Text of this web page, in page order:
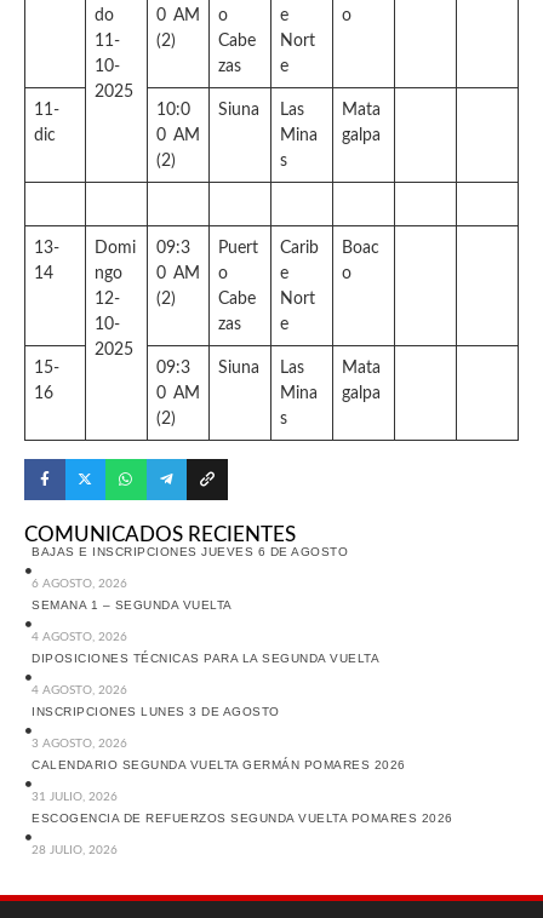
do
11-
10-
2025
0 AM
(2)
o
Cabe
zas
e
Nort
e
o
11-
dic
10:0
0 AM
(2)
Siuna
Las
Mina
s
Mata
galpa
13-
14
Domi
ngo
12-
10-
2025
09:3
0 AM
(2)
Puert
o
Cabe
zas
Carib
e
Nort
e
Boac
o
15-
16
09:3
0 AM
(2)
Siuna
Las
Mina
s
Mata
galpa
COMUNICADOS RECIENTES
BAJAS E INSCRIPCIONES JUEVES 6 DE AGOSTO
6 AGOSTO, 2026
SEMANA 1 – SEGUNDA VUELTA
4 AGOSTO, 2026
DIPOSICIONES TÉCNICAS PARA LA SEGUNDA VUELTA
4 AGOSTO, 2026
INSCRIPCIONES LUNES 3 DE AGOSTO
3 AGOSTO, 2026
CALENDARIO SEGUNDA VUELTA GERMÁN POMARES 2026
31 JULIO, 2026
ESCOGENCIA DE REFUERZOS SEGUNDA VUELTA POMARES 2026
28 JULIO, 2026